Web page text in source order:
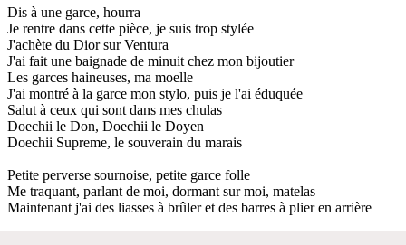
Dis à une garce, hourra
Je rentre dans cette pièce, je suis trop stylée
J'achète du Dior sur Ventura
J'ai fait une baignade de minuit chez mon bijoutier
Les garces haineuses, ma moelle
J'ai montré à la garce mon stylo, puis je l'ai éduquée
Salut à ceux qui sont dans mes chulas
Doechii le Don, Doechii le Doyen
Doechii Supreme, le souverain du marais
Petite perverse sournoise, petite garce folle
Me traquant, parlant de moi, dormant sur moi, matelas
Maintenant j'ai des liasses à brûler et des barres à plier en arrière